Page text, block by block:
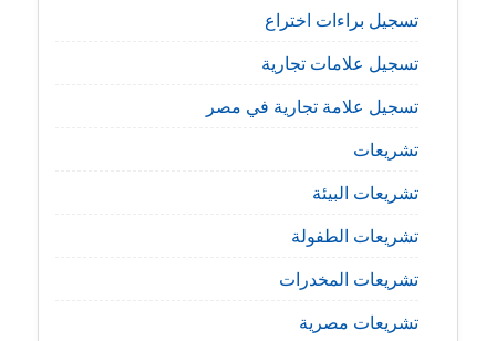
تسجيل براءات اختراع
تسجيل علامات تجارية
تسجيل علامة تجارية في مصر
تشريعات
تشريعات البيئة
تشريعات الطفولة
تشريعات المخدرات
تشريعات مصرية